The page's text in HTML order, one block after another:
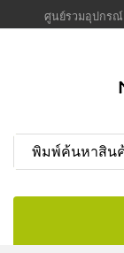
ศูนย์รวมอุปกรณ์